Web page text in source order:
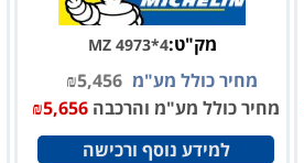
מק"ט:MZ 4973*4
מחיר כולל מע"מ ₪5,456
מחיר כולל מע"מ והרכבה
₪5,656
למידע נוסף ורכישה